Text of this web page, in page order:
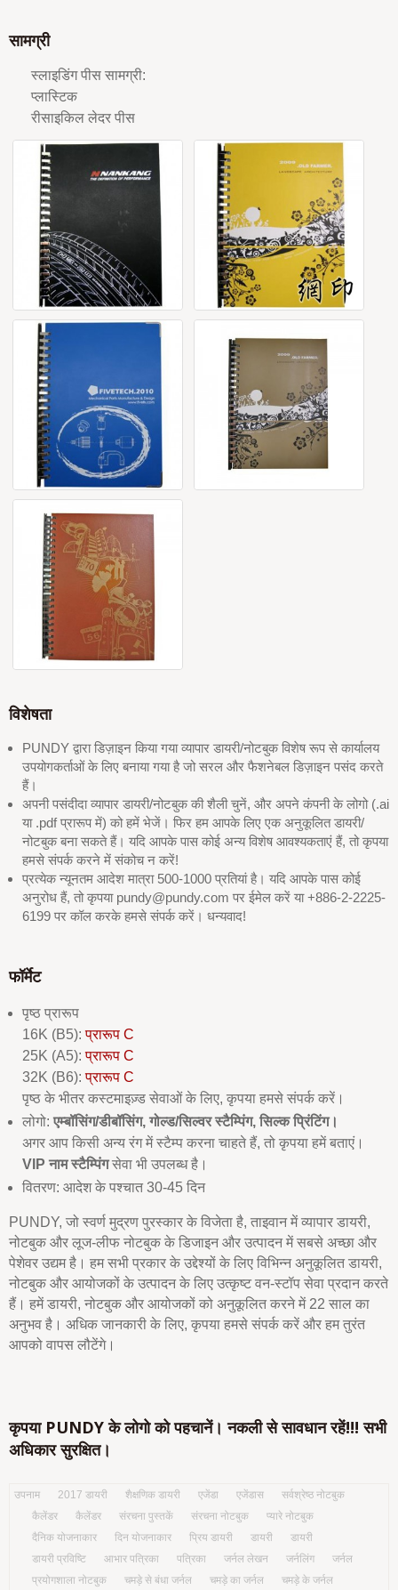
सामग्री
स्लाइडिंग पीस सामग्री:
प्लास्टिक
रीसाइकिल लेदर पीस
विशेषता
PUNDY द्वारा डिज़ाइन किया गया व्यापार डायरी/नोटबुक विशेष रूप से कार्यालय
उपयोगकर्ताओं के लिए बनाया गया है जो सरल और फैशनेबल डिज़ाइन पसंद करते
हैं।
अपनी पसंदीदा व्यापार डायरी/नोटबुक की शैली चुनें, और अपने कंपनी के लोगो (.ai
या .pdf प्रारूप में) को हमें भेजें। फिर हम आपके लिए एक अनुकूलित डायरी/
नोटबुक बना सकते हैं। यदि आपके पास कोई अन्य विशेष आवश्यकताएं हैं, तो कृपया
हमसे संपर्क करने में संकोच न करें!
प्रत्येक न्यूनतम आदेश मात्रा 500-1000 प्रतियां है। यदि आपके पास कोई
अनुरोध हैं, तो कृपया pundy@pundy.com पर ईमेल करें या +886-2-2225-
6199 पर कॉल करके हमसे संपर्क करें। धन्यवाद!
फॉर्मेट
पृष्ठ प्रारूप
16K (B5):प्रारूप C
25K (A5):प्रारूप C
32K (B6):प्रारूप C
पृष्ठ के भीतर कस्टमाइज़्ड सेवाओं के लिए, कृपया हमसे संपर्क करें।
लोगो: एम्बॉसिंग/डीबॉसिंग, गोल्ड/सिल्वर स्टैम्पिंग, सिल्क प्रिंटिंग।
अगर आप किसी अन्य रंग में स्टैम्प करना चाहते हैं, तो कृपया हमें बताएं।
VIP नाम स्टैम्पिंगसेवा भी उपलब्ध है।
वितरण: आदेश के पश्चात 30-45 दिन
PUNDY, जो स्वर्ण मुद्रण पुरस्कार के विजेता है, ताइवान में व्यापार डायरी,
नोटबुक और लूज-लीफ नोटबुक के डिजाइन और उत्पादन में सबसे अच्छा और
पेशेवर उद्यम है। हम सभी प्रकार के उद्देश्यों के लिए विभिन्न अनुकूलित डायरी,
नोटबुक और आयोजकों के उत्पादन के लिए उत्कृष्ट वन-स्टॉप सेवा प्रदान करते
हैं। हमें डायरी, नोटबुक और आयोजकों को अनुकूलित करने में 22 साल का
अनुभव है। अधिक जानकारी के लिए, कृपया हमसे संपर्क करें और हम तुरंत
आपको वापस लौटेंगे।
कृपया PUNDY के लोगो को पहचानें। नकली से सावधान रहें!!! सभी
अधिकार सुरक्षित।
उपनाम 2017 डायरी शैक्षणिक डायरी एजेंडा एजेंडास
सर्वश्रेष्ठ नोटबुक
कैलेंडर
कैलेंडर संरचना पुस्तकें संरचना नोटबुक
प्यारे नोटबुक
दैनिक योजनाकार
दिन योजनाकार प्रिय डायरी डायरी
डायरी
डायरी प्रविष्टि
आभार पत्रिका पत्रिका जर्नल लेखन जर्नलिंग
जर्नल
प्रयोगशाला नोटबुक
चमड़े से बंधा जर्नल चमड़े का जर्नल चमड़े के जर्नल